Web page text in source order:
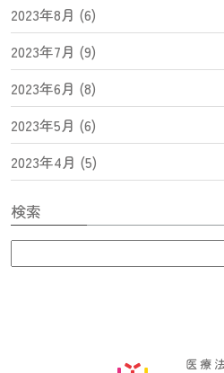
2023年8月 (6)
2023年7月 (9)
2023年6月 (8)
2023年5月 (6)
2023年4月 (5)
検索